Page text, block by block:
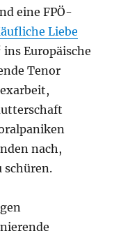
eine FPÖ-
Liebe
ins Europäische
Tenor
nach,
schüren.